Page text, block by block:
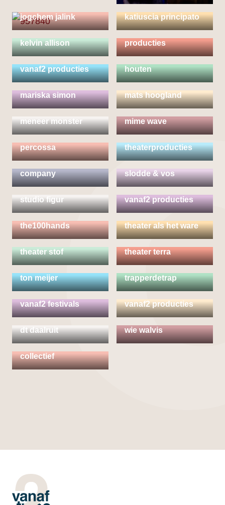
jogchem jalink
katiuscia principato
kelly van kempen &
kelvin allison
klein amsterdam
producties
la llave maestra &
vanaf2 producties
marianne van
houten
mariska simon mats hoogland
meneer monster mime wave
percossa
pim & pom
theaterproducties
simone de jong
company
slodde & vos
studio figur
teatro koreja &
vanaf2 producties
the100hands theater als het ware
theater stof theater terra
ton meijer trapperdetrap
vanaf2 festivals
vanaf2 producties
vanaf2 producties &
dt daalruit
wie walvis
wonderland
collectief